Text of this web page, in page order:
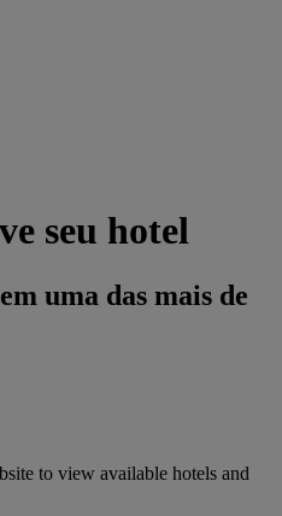
seu hotel
uma das mais de
to view available hotels and